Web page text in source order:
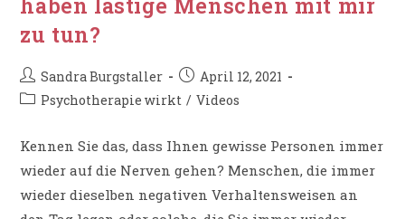
haben lästige Menschen mit mir
zu tun?
Beitrags-
Autor:
Sandra Burgstaller
Beitrag
veröffentlicht:
April 12, 2021
Beitrags-
Psychotherapie wirkt / Videos
Kennen Sie das, dass Ihnen gewisse Personen immer
wieder auf die Nerven gehen? Menschen, die immer
wieder dieselben negativen Verhaltensweisen an